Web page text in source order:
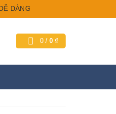
DÀNG
0 / 0 ₫